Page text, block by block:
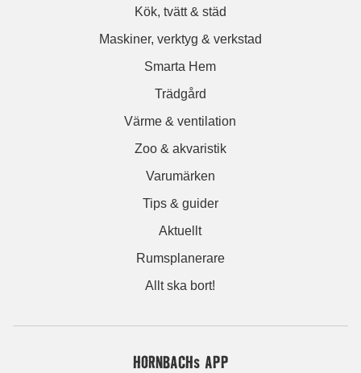
Kök, tvätt & städ
Maskiner, verktyg & verkstad
Smarta Hem
Trädgård
Värme & ventilation
Zoo & akvaristik
Varumärken
Tips & guider
Aktuellt
Rumsplanerare
Allt ska bort!
HORNBACHs APP